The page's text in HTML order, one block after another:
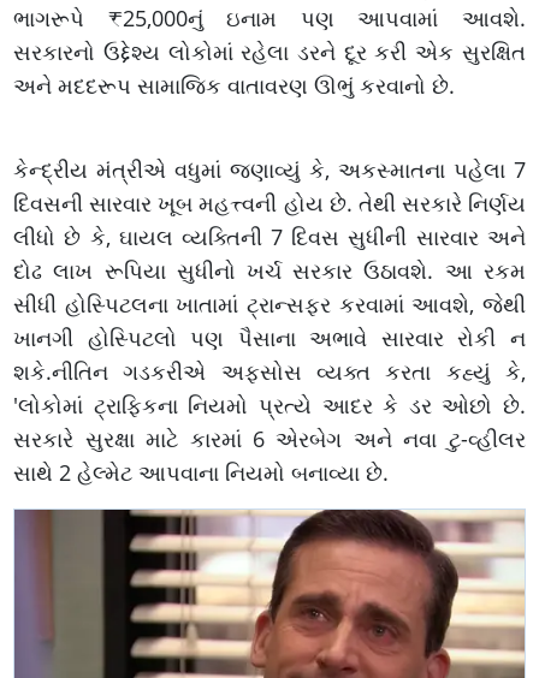
ભાગરૂપે ₹25,000નું ઇનામ પણ આપવામાં આવશે.
સરકારનો ઉદ્દેશ્ય લોકોમાં રહેલા ડરને દૂર કરી એક સુરક્ષિત
અને મદદરૂપ સામાજિક વાતાવરણ ઊભું કરવાનો છે.
કેન્દ્રીય મંત્રીએ વધુમાં જણાવ્યું કે, અકસ્માતના પહેલા 7
દિવસની સારવાર ખૂબ મહત્ત્વની હોય છે. તેથી સરકારે નિર્ણય
લીધો છે કે, ઘાયલ વ્યક્તિની 7 દિવસ સુધીની સારવાર અને
દોઢ લાખ રૂપિયા સુધીનો ખર્ચ સરકાર ઉઠાવશે. આ રકમ
સીધી હોસ્પિટલના ખાતામાં ટ્રાન્સફર કરવામાં આવશે, જેથી
ખાનગી હોસ્પિટલો પણ પૈસાના અભાવે સારવાર રોકી ન
શકે.નીતિન ગડકરીએ અફસોસ વ્યક્ત કરતા કહ્યું કે,
'લોકોમાં ટ્રાફિકના નિયમો પ્રત્યે આદર કે ડર ઓછો છે.
સરકારે સુરક્ષા માટે કારમાં 6 એરબેગ અને નવા ટુ-વ્હીલર
સાથે 2 હેલ્મેટ આપવાના નિયમો બનાવ્યા છે.